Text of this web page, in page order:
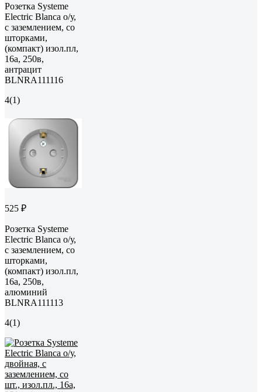
Розетка Systeme
Electric Blanca о/у,
с заземлением, со
шторками,
(компакт) изол.пл,
16а, 250в,
антрацит
BLNRA111116
4(1)
525 ₽
Розетка Systeme
Electric Blanca о/у,
с заземлением, со
шторками,
(компакт) изол.пл,
16а, 250в,
алюминий
BLNRA111113
4(1)